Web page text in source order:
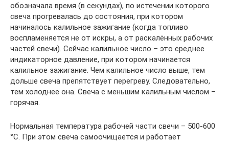
обозначала время (в секундах), по истечении которого
свеча прогревалась до состояния, при котором
начиналось калильное зажигание (когда топливо
воспламеняется не от искры, а от раскалённых рабочих
частей свечи). Сейчас калильное число – это среднее
индикаторное давление, при котором начинается
калильное зажигание. Чем калильное число выше, тем
дольше свеча препятствует перегреву. Следовательно,
тем холоднее она. Свеча с меньшим калильным числом –
горячая.
Нормальная температура рабочей части свечи – 500-600
°C. При этом свеча самоочищается и работает